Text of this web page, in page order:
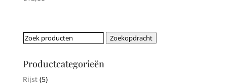
Zoeken
Zoekopdracht
Productcategorieën
Rijst (5)